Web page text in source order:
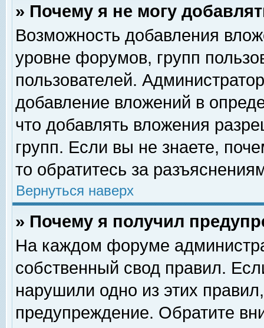
» Почему я не могу
Возможность добавления
уровне форумов, групп
пользователей.
добавление вложений в
что добавлять вложения
групп. Если вы не знаете,
то обратитесь за
Вернуться наверх
» Почему я получил
На каждом форуме
собственный свод правил.
нарушили одно из этих
предупреждение. Обратите